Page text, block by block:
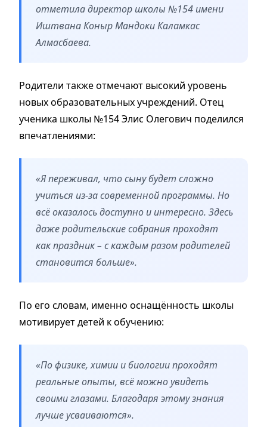
отметила директор школы №154 имени
Иштвана Коныр Мандоки Каламкас
Алмасбаева.
Родители также отмечают высокий уровень
новых образовательных учреждений. Отец
ученика школы №154 Элис Олегович поделился
впечатлениями:
«Я переживал, что сыну будет сложно
учиться из-за современной программы. Но
всё оказалось доступно и интересно. Здесь
даже родительские собрания проходят
как праздник – с каждым разом родителей
становится больше».
По его словам, именно оснащённость школы
мотивирует детей к обучению:
«По физике, химии и биологии проходят
реальные опыты, всё можно увидеть
своими глазами. Благодаря этому знания
лучше усваиваются».